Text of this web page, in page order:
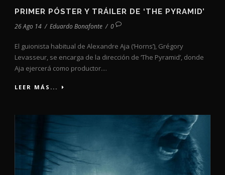
PRIMER PÓSTER Y TRÁILER DE ‘THE PYRAMID’
26 Ago 14 / Eduardo Bonafonte / 0
El guionista habitual de Alexandre Aja (‘Horns’), Grégory
Levasseur, se encarga de la dirección de ‘The Pyramid’, donde
Aja ejercerá como productor....
LEER MÁS...